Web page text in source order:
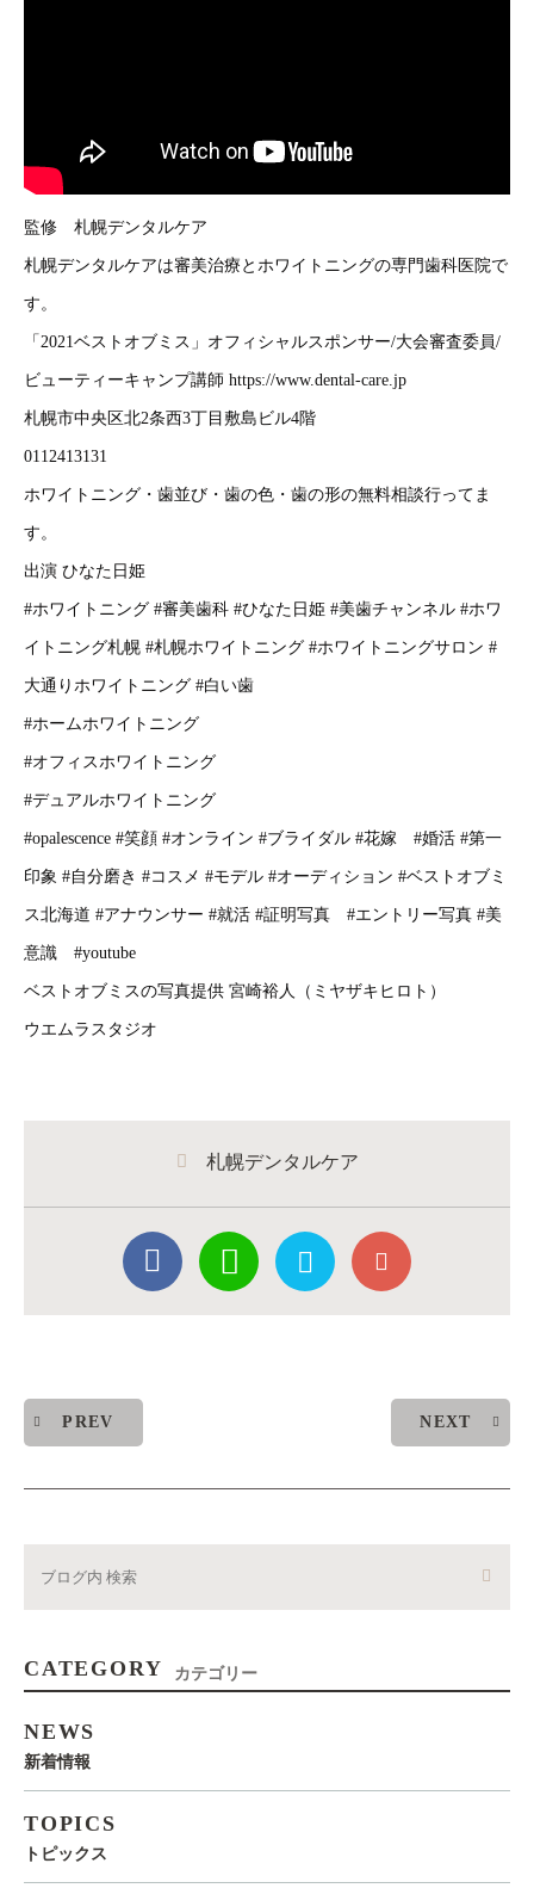
監修 札幌デンタルケア
札幌デンタルケアは審美治療とホワイトニングの専門歯科医院で
す。
「2021ベストオブミス」オフィシャルスポンサー/大会審査委員/
ビューティーキャンプ講師 https://www.dental-care.jp
札幌市中央区北2条西3丁目敷島ビル4階
0112413131
ホワイトニング・歯並び・歯の色・歯の形の無料相談行ってま
す。
出演 ひなた日姫
#ホワイトニング #審美歯科 #ひなた日姫 #美歯チャンネル #ホワ
イトニング札幌 #札幌ホワイトニング #ホワイトニングサロン #
大通りホワイトニング #白い歯
#ホームホワイトニング
#オフィスホワイトニング
#デュアルホワイトニング
#opalescence #笑顔 #オンライン #ブライダル #花嫁 #婚活 #第一
印象 #自分磨き #コスメ #モデル #オーディション #ベストオブミ
ス北海道 #アナウンサー #就活 #証明写真 #エントリー写真 #美
意識 #youtube
ベストオブミスの写真提供 宮崎裕人（ミヤザキヒロト）
ウエムラスタジオ
札幌デンタルケア
PREV NEXT
CATEGORY カテゴリー
NEWS
新着情報
TOPICS
トピックス